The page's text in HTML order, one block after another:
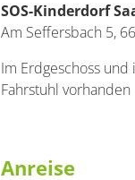
SOS-Kinderdorf
Am Seffersbach 5,
Im Erdgeschoss und
Fahrstuhl vorhanden
Anreise